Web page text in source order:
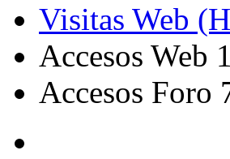
Visitas Web
Accesos Web
Accesos Foro